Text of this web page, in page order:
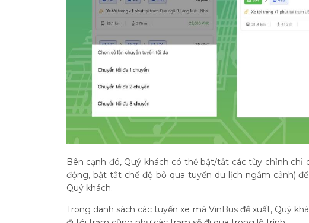
Bên cạnh đó, Quý khách có thể bật/tắt các tùy chỉnh
động, bật tắt chế độ bỏ qua tuyến du lịch ngắm cảnh)
Quý khách.
Trong danh sách các tuyến xe mà VinBus đề xuất, Quý